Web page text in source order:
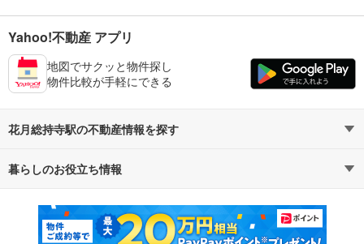
Yahoo!不動産 アプリ
地図でサクッと物件探し
物件比較が手軽にできる
花月総持寺駅の不動産情報を探す
不動産・住宅
新築マンション 中古マンション
暮らしのお役立ち情報
マンションカタログ 教えて！住まいの先生